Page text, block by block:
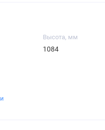
Высота, мм
1084